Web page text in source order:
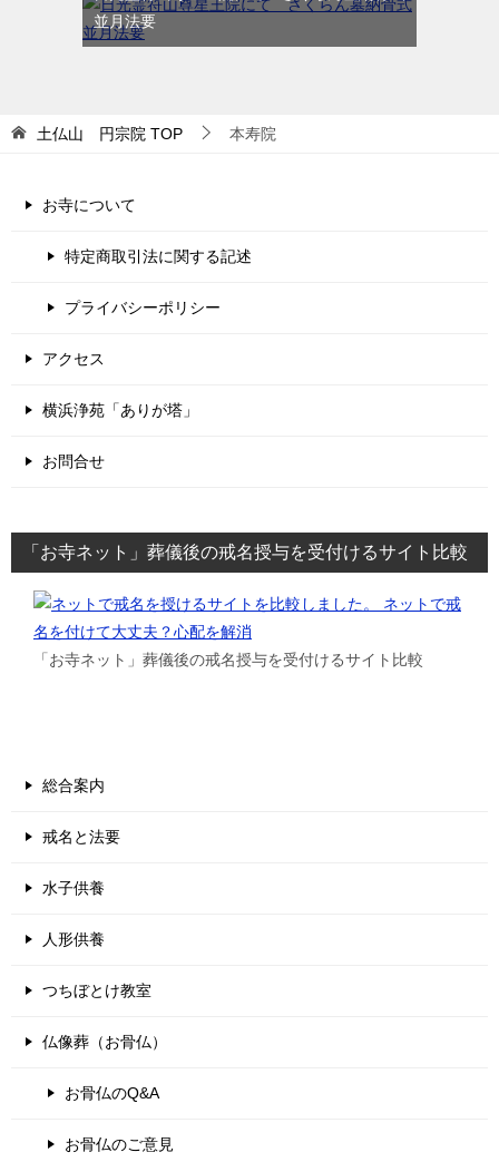
並月法要
土仏山 円宗院 TOP 本寿院
お寺について
特定商取引法に関する記述
プライバシーポリシー
アクセス
横浜浄苑「ありが塔」
お問合せ
「お寺ネット」葬儀後の戒名授与を受付けるサイト比較
「お寺ネット」葬儀後の戒名授与を受付けるサイト比較
総合案内
戒名と法要
水子供養
人形供養
つちぼとけ教室
仏像葬（お骨仏）
お骨仏のQ&A
お骨仏のご意見